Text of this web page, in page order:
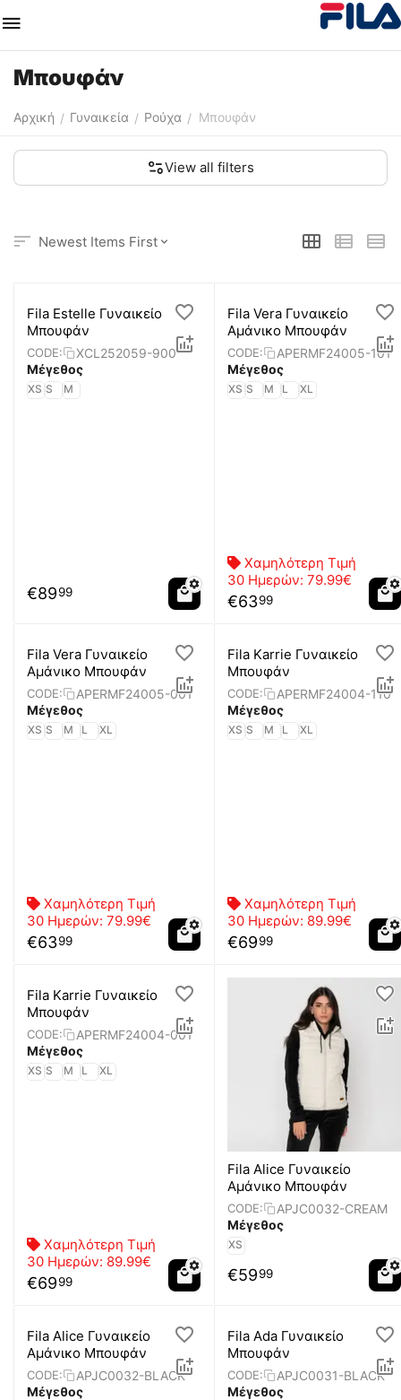
Μπουφάν
Αρχική / Γυναικεία / Ρούχα / Μπουφάν
View all filters
Newest Items First
Fila Estelle Γυναικείο
Μπουφάν
CODE:
XCL252059-900
Μέγεθος
XS S M
€8999
Fila Vera Γυναικείο
Αμάνικο Μπουφάν
CODE:
APERMF24005-101
Μέγεθος
XS S M L XL
Χαμηλότερη Τιμή
30 Ημερών: 79.99€
€6399
Fila Vera Γυναικείο
Αμάνικο Μπουφάν
CODE:
APERMF24005-001
Μέγεθος
XS S M L XL
Χαμηλότερη Τιμή
30 Ημερών: 79.99€
€6399
Fila Karrie Γυναικείο
Μπουφάν
CODE:
APERMF24004-110
Μέγεθος
XS S M L XL
Χαμηλότερη Τιμή
30 Ημερών: 89.99€
€6999
Fila Karrie Γυναικείο
Μπουφάν
CODE:
APERMF24004-001
Μέγεθος
XS S M L XL
Χαμηλότερη Τιμή
30 Ημερών: 89.99€
€6999
Fila Alice Γυναικείο
Αμάνικο Μπουφάν
CODE:
APJC0032-CREAM
Μέγεθος
XS
€5999
Fila Alice Γυναικείο
Αμάνικο Μπουφάν
CODE:
APJC0032-BLACK
Μέγεθος
Fila Ada Γυναικείο
Μπουφάν
CODE:
APJC0031-BLACK
Μέγεθος